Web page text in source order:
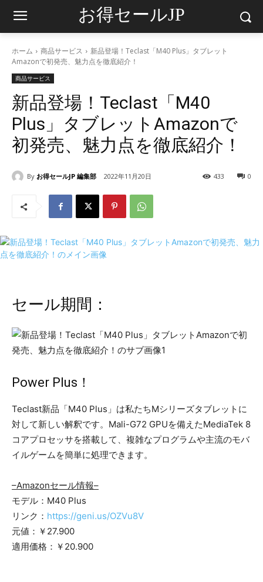
お得セールJP
ホーム 商品サービス
新品登場！Teclast「M40 Plus」タブレット
Amazonで初発売、魅力点を徹底紹介！
商品サービス
新品登場！Teclast「M40
Plus」タブレットAmazonで
初発売、魅力点を徹底紹介！
By お得セールJP 編集部 2022年11月20日 0
433
セール期間：
Power Plus！
Teclast新品「M40 Plus」は私たちMシリーズタブレットに
対して新しい解釈です。Mali-G72 GPUを備えたMediaTek 8
コアプロセッサを搭載して、複雑なプログラムや主流のモバ
イルゲームを簡単に処理できます。
–Amazonセール情報–
モデル：M40 Plus
リンク： https://geni.us/OZVu8V
元値：￥27.900
適用価格：￥20.900